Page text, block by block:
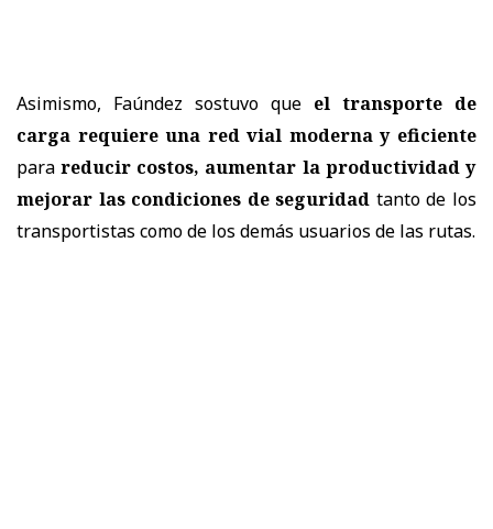
Asimismo, Faúndez sostuvo que el transporte de
carga requiere una red vial moderna y eficiente
parareducir costos, aumentar la productividad y
mejorar las condiciones de seguridad tanto de los
transportistas como de los demás usuarios de las rutas.